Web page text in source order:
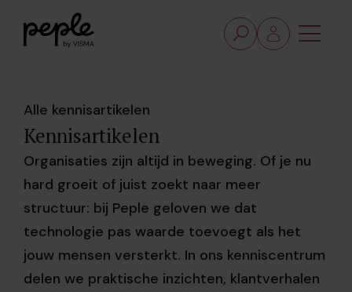
Alle kennisartikelen
Kennisartikelen
Organisaties zijn altijd in beweging. Of je nu
hard groeit of juist zoekt naar meer
structuur: bij Peple geloven we dat
technologie pas waarde toevoegt als het
jouw mensen versterkt. In ons kenniscentrum
delen we praktische inzichten, klantverhalen